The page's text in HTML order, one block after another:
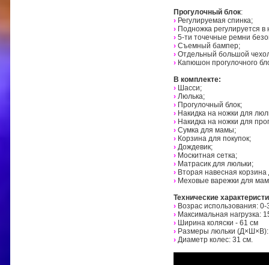
Прогулочный блок:
› Регулируемая спинка;
› Подножка регулируется
› 5-ти точечные ремни
› Съемный бампер;
› Отдельный большой
› Капюшон прогулочного
В комплекте:
› Шасси;
› Люлька;
› Прогулочный блок;
› Накидка на ножки для
› Накидка на ножки для
› Сумка для мамы;
› Корзина для покупок;
› Дождевик;
› Москитная сетка;
› Матрасик для люльки;
› Вторая навесная корзина
› Меховые варежки для
Технические
› Возрас использования: 0-
› Максимальная нагрузка:
› Ширина коляски - 61 см
› Размеры люльки (Д×Ш×В):
› Диаметр колес: 31 см.